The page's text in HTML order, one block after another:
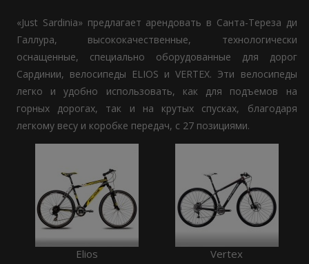
«Just Sardinia» предлагает арендовать в Санта-Тереза ди
Галлура, высококачественные, технологически
оснащенные, специально оборудованные для дорог
Сардинии, велосипеды ELIOS и VERTEX. Эти велосипеды
легко и удобно использовать, как для подъемов на
горных дорогах, так и на крутых спусках, благодаря
легкому весу и коробке передач, с 27 позициями.
Elios Vertex